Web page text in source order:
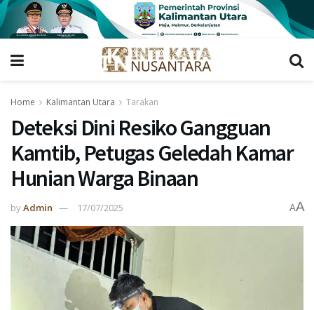
Home Kalimantan Utara Tarakan
Deteksi Dini Resiko Gangguan
Kamtib, Petugas Geledah Kamar
Hunian Warga Binaan
byAdmin 17/07/2025 AA